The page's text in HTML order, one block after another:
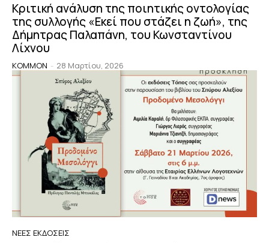
Κριτική ανάλυση της ποιητικής οντολογίας
της συλλογής «Εκεί που στάζει η ζωή», της
Δήμητρας Παλαπάνη, του Κωνσταντίνου
Λίχνου
KOMMON - 28 Μαρτίου, 2026
ΝΈΕΣ ΕΚΔΌΣΕΙΣ